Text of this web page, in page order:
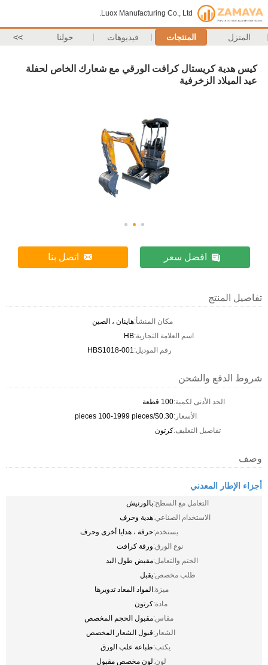
Luox Manufacturing Co., Ltd.
المنزل المنتجات فيديوهات حولنا >>
كيس هدية كريستال كرافت الورقي مع شعارك الخاص لحفلة
عيد الميلاد الزخرفية
افضل سعر اتصل بنا
تفاصيل المنتج
مكان المنشأ:هاينان ، الصين
اسم العلامة التجارية:HB
رقم الموديل:HBS1018-001
شروط الدفع والشحن
الحد الأدنى لكمية:100 قطعة
الأسعار:$0.30/pieces 100-1999 pieces
تفاصيل التغليف:كرتون
وصف
أجزاء الإطار المعدني
التعامل مع السطح:بالورنيش
الاستخدام الصناعي:هدية وحرف
يستخدم:حرفة ، هدايا أخرى وحرف
نوع الورق:ورقة كرافت
الختم والتعامل:مقبض طول اليد
طلب مخصص:يقبل
ميزة:المواد المعاد تدويرها
مادة:كرتون
مقاس:مقبول الحجم المخصص
الشعار:قبول الشعار المخصص
يكتب:طباعة علب الورق
لون:لون مخصص مقبول